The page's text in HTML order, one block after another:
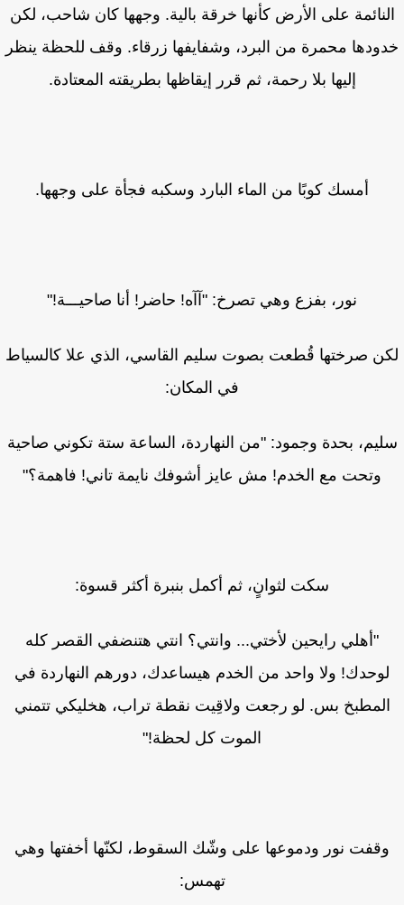
على الأرض كأنها خرقة بالية. وجهها كان شاحب، لكن
محمرة من البرد، وشفايفها زرقاء. وقف للحظة ينظر
إليها بلا رحمة، ثم قرر إيقاظها بطريقته المعتادة.
أمسك كوبًا من الماء البارد وسكبه فجأة على وجهها.
نور، بفزع وهي تصرخ: "آآه! حاضر! أنا صاحيـــة!"
صرختها قُطعت بصوت سليم القاسي، الذي علا كالسياط
في المكان:
بحدة وجمود: "من النهاردة، الساعة ستة تكوني صاحية
وتحت مع الخدم! مش عايز أشوفك نايمة تاني! فاهمة؟"
سكت لثوانٍ، ثم أكمل بنبرة أكثر قسوة:
"أهلي رايحين لأختي... وانتي؟ انتي هتنضفي القصر كله
ولا واحد من الخدم هيساعدك، دورهم النهاردة في
بس. لو رجعت ولاقِيت نقطة تراب، هخليكي تتمني
الموت كل لحظة!"
نور ودموعها على وشّك السقوط، لكنّها أخفتها وهي
تهمس: